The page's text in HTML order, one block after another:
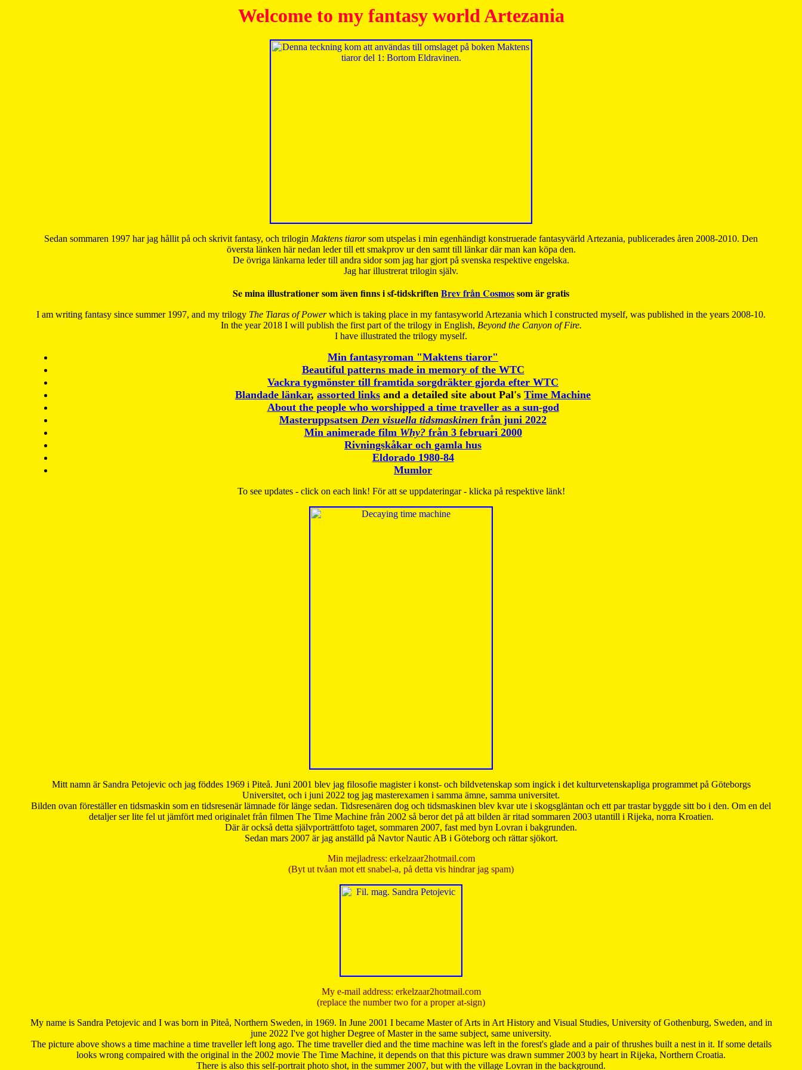
Welcome to my fantasy world Artezania
Sedan sommaren 1997 har jag hållit på och skrivit fantasy, och trilogin Maktens tiarorsom utspelas i min egenhändigt konstruerade fantasyvärld Artezania, publicerades åren 2008-2010. Den
översta länken här nedan leder till ett smakprov ur den samt till länkar där man kan köpa den.
De övriga länkarna leder till andra sidor som jag har gjort på svenska respektive engelska.
Jag har illustrerat trilogin själv.
Se mina illustrationer som även finns i sf-tidskriftenBrev från Cosmossom är gratis
I am writing fantasy since summer 1997, and my trilogy The Tiaras of Powerwhich is taking place in my fantasyworld Artezania which I constructed myself, was published in the years 2008-10.
In the year 2018 I will publish the first part of the trilogy in English, Beyond the Canyon of Fire.
I have illustrated the trilogy myself.
Min fantasyroman "Maktens tiaror"
Beautiful patterns made in memory of the WTC
Vackra tygmönster till framtida sorgdräkter gjorda efter WTC
Blandade länkar, assorted links and a detailed site about Pal's Time Machine
About the people who worshipped a time traveller as a sun-god
Masteruppsatsen Den visuella tidsmaskinen från juni 2022
Min animerade film Why?från 3 februari 2000
Rivningskåkar och gamla hus
Eldorado 1980-84
Mumlor
To see updates - click on each link! För att se uppdateringar - klicka på respektive länk!
Mitt namn är Sandra Petojevic och jag föddes 1969 i Piteå. Juni 2001 blev jag filosofie magister i konst- och bildvetenskap som ingick i det kulturvetenskapliga programmet på Göteborgs
Universitet, och i juni 2022 tog jag masterexamen i samma ämne, samma universitet.
Bilden ovan föreställer en tidsmaskin som en tidsresenär lämnade för länge sedan. Tidsresenären dog och tidsmaskinen blev kvar ute i skogsgläntan och ett par trastar byggde sitt bo i den. Om en del
detaljer ser lite fel ut jämfört med originalet från filmen The Time Machine från 2002 så beror det på att bilden är ritad sommaren 2003 utantill i Rijeka, norra Kroatien.
Där är också detta självporträttfoto taget, sommaren 2007, fast med byn Lovran i bakgrunden.
Sedan mars 2007 är jag anställd på Navtor Nautic AB i Göteborg och rättar sjökort.
Min mejladress: erkelzaar2hotmail.com
(Byt ut tvåan mot ett snabel-a, på detta vis hindrar jag spam)
My e-mail address: erkelzaar2hotmail.com
(replace the number two for a proper at-sign)
My name is Sandra Petojevic and I was born in Piteå, Northern Sweden, in 1969. In June 2001 I became Master of Arts in Art History and Visual Studies, University of Gothenburg, Sweden, and in
june 2022 I've got higher Degree of Master in the same subject, same university.
The picture above shows a time machine a time traveller left long ago. The time traveller died and the time machine was left in the forest's glade and a pair of thrushes built a nest in it. If some details
looks wrong compaired with the original in the 2002 movie The Time Machine, it depends on that this picture was drawn summer 2003 by heart in Rijeka, Northern Croatia.
There is also this self-portrait photo shot, in the summer 2007, but with the village Lovran in the background.